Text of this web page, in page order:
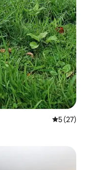
5 (27)